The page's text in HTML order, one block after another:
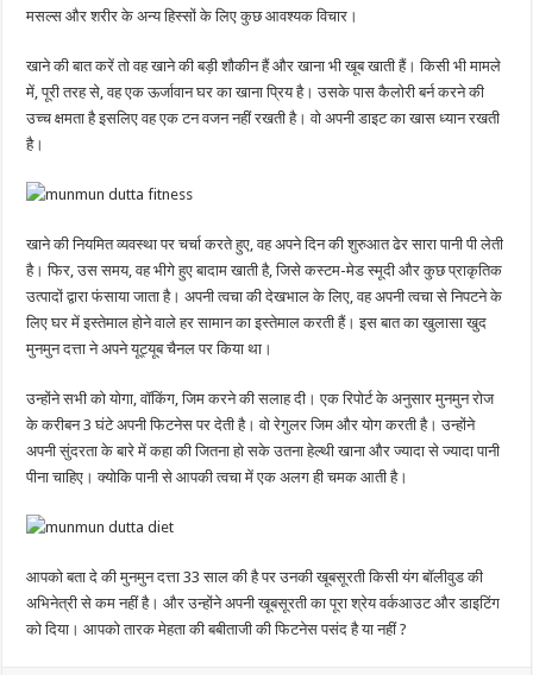
मसल्स और शरीर के अन्य हिस्सों के लिए कुछ आवश्यक विचार।
खाने की बात करें तो वह खाने की बड़ी शौकीन हैं और खाना भी खूब खाती हैं। किसी भी मामले
में, पूरी तरह से, वह एक ऊर्जावान घर का खाना प्रिय है। उसके पास कैलोरी बर्न करने की
उच्च क्षमता है इसलिए वह एक टन वजन नहीं रखती है। वो अपनी डाइट का खास ध्यान रखती
है।
खाने की नियमित व्यवस्था पर चर्चा करते हुए, वह अपने दिन की शुरुआत ढेर सारा पानी पी लेती
है। फिर, उस समय, वह भीगे हुए बादाम खाती है, जिसे कस्टम-मेड स्मूदी और कुछ प्राकृतिक
उत्पादों द्वारा फंसाया जाता है। अपनी त्वचा की देखभाल के लिए, वह अपनी त्वचा से निपटने के
लिए घर में इस्तेमाल होने वाले हर सामान का इस्तेमाल करती हैं। इस बात का खुलासा खुद
मुनमुन दत्ता ने अपने यूट्यूब चैनल पर किया था।
उन्होंने सभी को योगा, वॉकिंग, जिम करने की सलाह दी। एक रिपोर्ट के अनुसार मुनमुन रोज
के करीबन 3 घंटे अपनी फिटनेस पर देती है। वो रेगुलर जिम और योग करती है। उन्होंने
अपनी सुंदरता के बारे में कहा की जितना हो सके उतना हेल्थी खाना और ज्यादा से ज्यादा पानी
पीना चाहिए। क्योकि पानी से आपकी त्वचा में एक अलग ही चमक आती है।
आपको बता दे की मुनमुन दत्ता 33 साल की है पर उनकी खूबसूरती किसी यंग बॉलीवुड की
अभिनेत्री से कम नहीं है। और उन्होंने अपनी खूबसूरती का पूरा श्रेय वर्कआउट और डाइटिंग
को दिया। आपको तारक मेहता की बबीताजी की फिटनेस पसंद है या नहीं ?